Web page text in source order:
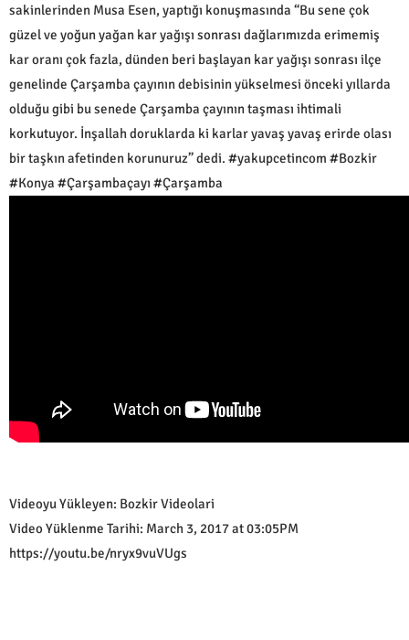
sakinlerinden Musa Esen, yaptığı konuşmasında “Bu sene çok
güzel ve yoğun yağan kar yağışı sonrası dağlarımızda erimemiş
kar oranı çok fazla, dünden beri başlayan kar yağışı sonrası ilçe
genelinde Çarşamba çayının debisinin yükselmesi önceki yıllarda
olduğu gibi bu senede Çarşamba çayının taşması ihtimali
korkutuyor. İnşallah doruklarda ki karlar yavaş yavaş erirde olası
bir taşkın afetinden korunuruz” dedi. #yakupcetincom #Bozkir
#Konya #Çarşambaçayı #Çarşamba
Videoyu Yükleyen: Bozkir Videolari
Video Yüklenme Tarihi: March 3, 2017 at 03:05PM
https://youtu.be/nryx9vuVUgs